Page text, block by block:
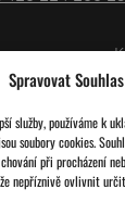
Spravovat
služby, používáme k
soubory cookies.
při procházení
nepříznivě ovlivnit